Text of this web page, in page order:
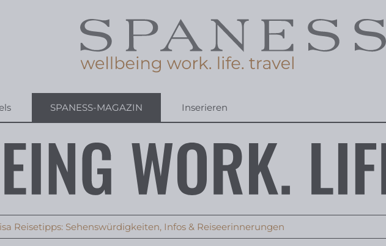
SPANESS-MAGAZIN Inserieren
Reisetipps: Sehenswürdigkeiten, Infos & Reiseerinnerungen